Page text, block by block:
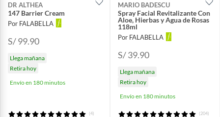
DR ALTHEA
147 Barrier Cream
Por FALABELLA
S/ 99.90
Llega mañana
Retira hoy
Envío en 180 minutos
(4)
MARIO BADESCU
Spray Facial Revitalizante Con
Aloe, Hierbas y Agua de Rosas
118ml
Por FALABELLA
S/ 39.90
Llega mañana
Retira hoy
Envío en 180 minutos
(204)